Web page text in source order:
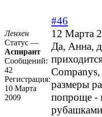
Ленхен
Статус —
Аспирант
Сообщений:
42
Регистрация:
10 Марта
2009
#46
12 Марта
Да, Анна,
размеры
попроще -